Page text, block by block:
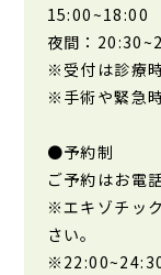
15:00~18:00
夜間：
※受付は診療
※手術や緊急
●予約制
ご予約はお電
※エキゾチッ
さい。